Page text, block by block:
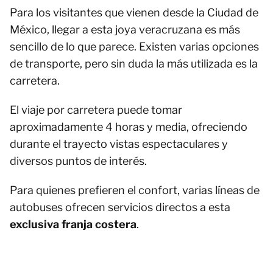
Para los visitantes que vienen desde la Ciudad de
México, llegar a esta joya veracruzana es más
sencillo de lo que parece. Existen varias opciones
de transporte, pero sin duda la más utilizada es la
carretera.
El viaje por carretera puede tomar
aproximadamente 4 horas y media, ofreciendo
durante el trayecto vistas espectaculares y
diversos puntos de interés.
Para quienes prefieren el confort, varias líneas de
autobuses ofrecen servicios directos a esta
exclusiva franja costera.